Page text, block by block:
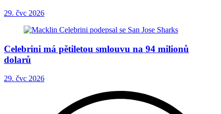
29. čvc 2026
Celebrini má pětiletou smlouvu na 94 milionů
dolarů
29. čvc 2026